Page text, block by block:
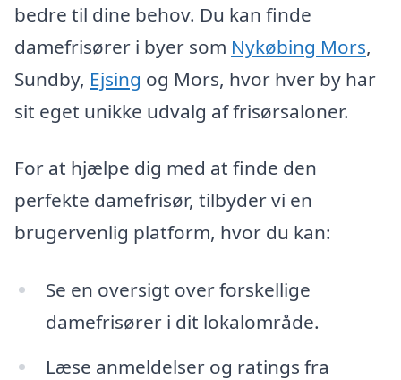
bedre til dine behov. Du kan finde
damefrisører i byer som Nykøbing Mors,
Sundby, Ejsing og Mors, hvor hver by har
sit eget unikke udvalg af frisørsaloner.
For at hjælpe dig med at finde den
perfekte damefrisør, tilbyder vi en
brugervenlig platform, hvor du kan:
Se en oversigt over forskellige
damefrisører i dit lokalområde.
Læse anmeldelser og ratings fra